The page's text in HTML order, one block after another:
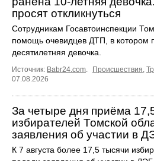
просят откликнуться
Сотрудникам Госавтоинспекции
помощь очевидцев ДТП, в котором
десятилетняя девочка.
Источник: Babr24.com. Происшествия,
07.08.2026
За четыре дня приёма
избирателей Томской
заявления об участии в
К 7 августа более 17,5 тысячи